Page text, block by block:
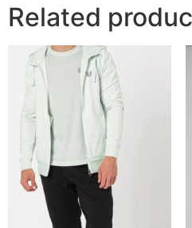
Related